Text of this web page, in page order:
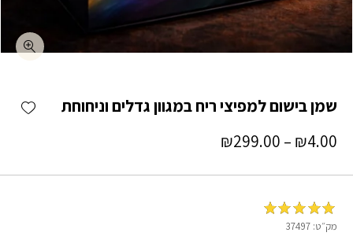
שמן בישום למפיצי ריח במגוון גדלים וניחוחת
₪4.00
–
₪299.00 טווח
₪4.00
מדורג5מתוך
מק״ט: 37497